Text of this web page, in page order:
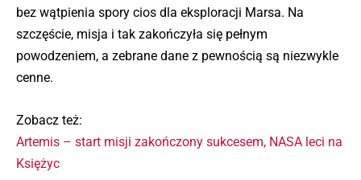
bez wątpienia spory cios dla eksploracji Marsa. Na
szczęście, misja i tak zakończyła się pełnym
powodzeniem, a zebrane dane z pewnością są niezwykle
cenne.
Zobacz też:
Artemis – start misji zakończony sukcesem, NASA leci na
Księżyc